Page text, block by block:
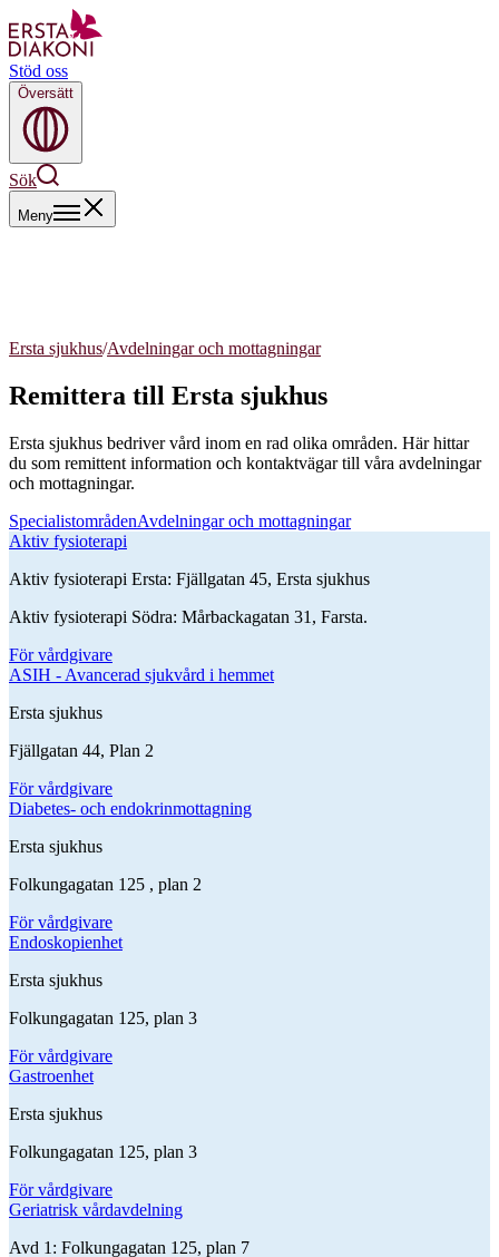
Stöd oss
Översätt
Sök
Meny
Ersta sjukhus/Avdelningar och mottagningar
Remittera till Ersta sjukhus
Ersta sjukhus bedriver vård inom en rad olika områden. Här hittar
du som remittent information och kontaktvägar till våra avdelningar
och mottagningar.
SpecialistområdenAvdelningar och mottagningar
Aktiv fysioterapi
Aktiv fysioterapi Ersta: Fjällgatan 45, Ersta sjukhus
Aktiv fysioterapi Södra: Mårbackagatan 31, Farsta.
För vårdgivare
ASIH - Avancerad sjukvård i hemmet
Ersta sjukhus
Fjällgatan 44, Plan 2
För vårdgivare
Diabetes- och endokrinmottagning
Ersta sjukhus
Folkungagatan 125 , plan 2
För vårdgivare
Endoskopienhet
Ersta sjukhus
Folkungagatan 125, plan 3
För vårdgivare
Gastroenhet
Ersta sjukhus
Folkungagatan 125, plan 3
För vårdgivare
Geriatrisk vårdavdelning
Avd 1: Folkungagatan 125, plan 7